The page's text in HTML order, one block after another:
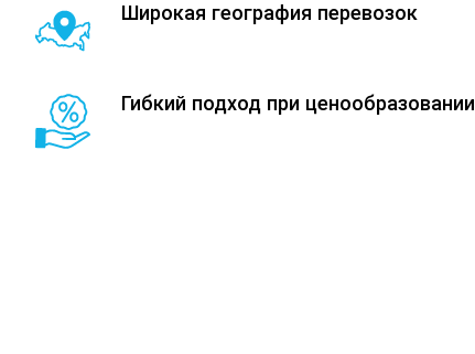
Широкая география перевозок
Гибкий подход при ценообразовании